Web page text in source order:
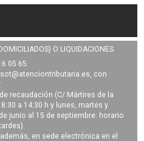
O LIQUIDACIONES
05 65.
, con
recaudación (C/ Mártires de la
a 14:30 h y lunes, martes y
junio al 15 de septiembre: horario
en sede electrónica en el